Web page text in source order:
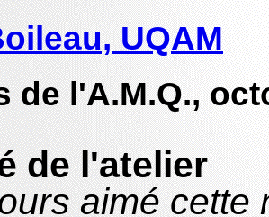
UQAM
de l'A.M.Q.,
de l'atelier
aimé cette